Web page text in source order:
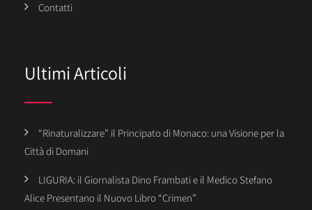
Contatti
Ultimi Articoli
“Rinaturalizzare” il Principato di Monaco: una Visione per la
Città di Domani
LIGURIA: il Giornalista Dino Frambati e il Medico Stefano
Alice Presentano il Nuovo Libro “Crimen”